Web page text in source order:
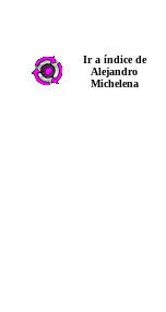
Ir a índice de
Alejandro
Michelena